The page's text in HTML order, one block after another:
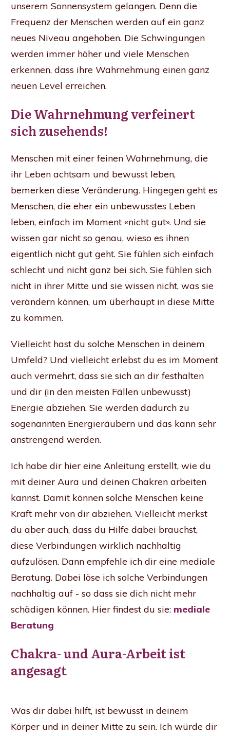
unserem Sonnensystem gelangen. Denn die
Frequenz der Menschen werden auf ein ganz
neues Niveau angehoben. Die Schwingungen
werden immer höher und viele Menschen
erkennen, dass ihre Wahrnehmung einen ganz
neuen Level erreichen.
Die Wahrnehmung verfeinert
sich zusehends!
Menschen mit einer feinen Wahrnehmung, die
ihr Leben achtsam und bewusst leben,
bemerken diese Veränderung. Hingegen geht es
Menschen, die eher ein unbewusstes Leben
leben, einfach im Moment «nicht gut». Und sie
wissen gar nicht so genau, wieso es ihnen
eigentlich nicht gut geht. Sie fühlen sich einfach
schlecht und nicht ganz bei sich. Sie fühlen sich
nicht in ihrer Mitte und sie wissen nicht, was sie
verändern können, um überhaupt in diese Mitte
zu kommen.
Vielleicht hast du solche Menschen in deinem
Umfeld? Und vielleicht erlebst du es im Moment
auch vermehrt, dass sie sich an dir festhalten
und dir (in den meisten Fällen unbewusst)
Energie abziehen. Sie werden dadurch zu
sogenannten Energieräubern und das kann sehr
anstrengend werden.
Ich habe dir hier eine Anleitung erstellt, wie du
mit deiner Aura und deinen Chakren arbeiten
kannst. Damit können solche Menschen keine
Kraft mehr von dir abziehen. Vielleicht merkst
du aber auch, dass du Hilfe dabei brauchst,
diese Verbindungen wirklich nachhaltig
aufzulösen. Dann empfehle ich dir eine mediale
Beratung. Dabei löse ich solche Verbindungen
nachhaltig auf - so dass sie dich nicht mehr
schädigen können. Hier findest du sie: mediale
Beratung
Chakra- und Aura-Arbeit ist
angesagt
Was dir dabei hilft, ist bewusst in deinem
Körper und in deiner Mitte zu sein. Ich würde dir